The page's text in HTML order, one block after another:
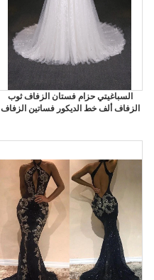
السباغيتي حزام فستان الزفاف ثوب
الزفاف ألف خط الديكور فساتين الزفاف